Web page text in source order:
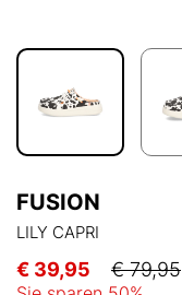
FUSION
LILY CAPRI
€ 39,95 € 79,95